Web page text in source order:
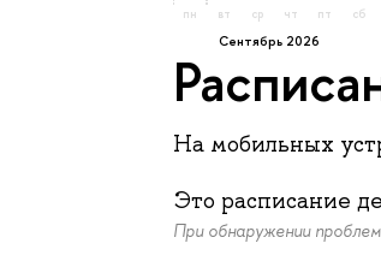
пн
сентябрь 2026
вт ср чт пт сб
На мобильных
Это расписание
При обнаружении